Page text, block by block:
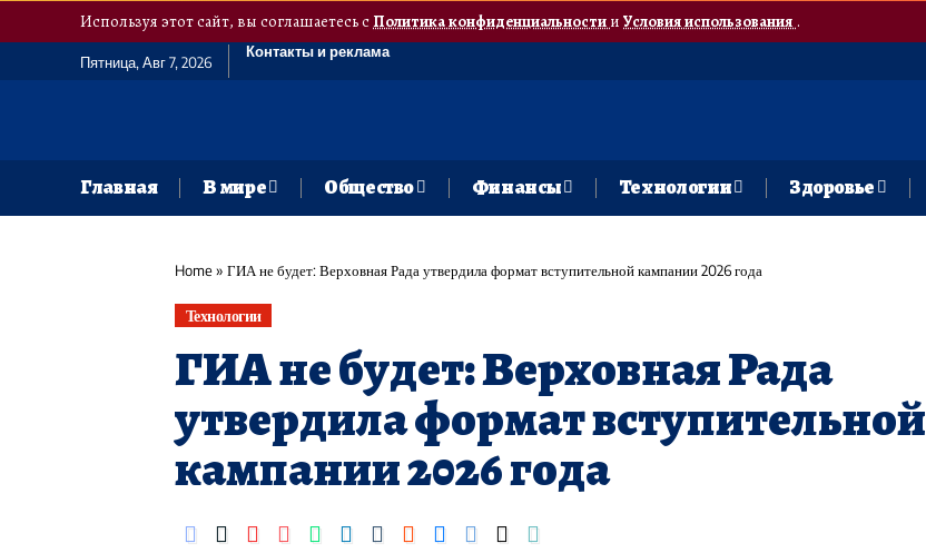
Используя этот сайт, вы соглашаетесь сПолитика конфиденциальностии Условия использования.
Пятница, Авг 7, 2026
Контакты и реклама
Главная В мире Общество Финансы Технологии Здоровье
Home» ГИА не будет: Верховная Рада утвердила формат вступительной кампании 2026 года
Технологии
ГИА не будет: Верховная Рада
утвердила формат вступительной
кампании 2026 года